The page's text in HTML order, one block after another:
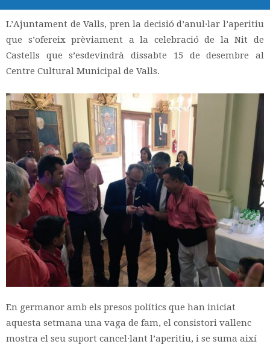
L’Ajuntament de Valls, pren la decisió d’anul·lar l’aperitiu
que s’ofereix prèviament a la celebració de la Nit de
Castells que s’esdevindrà dissabte 15 de desembre al
Centre Cultural Municipal de Valls.
En germanor amb els presos polítics que han iniciat
aquesta setmana una vaga de fam, el consistori vallenc
mostra el seu suport cancel·lant l’aperitiu, i se suma així